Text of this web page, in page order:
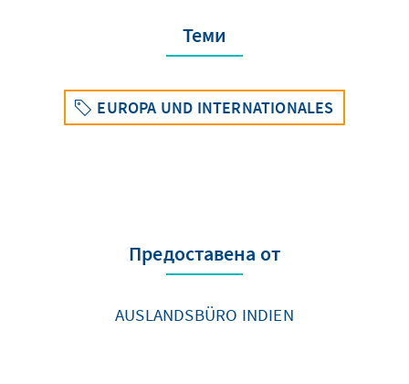
Теми
EUROPA UND INTERNATIONALES
Предоставена от
AUSLANDSBÜRO INDIEN